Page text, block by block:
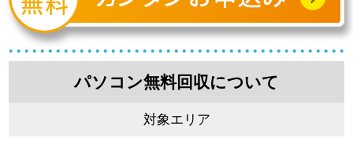
パソコン無料回収について
対象エリア